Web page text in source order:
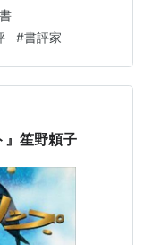
を許すことがで
めらわれるよう
ます。 本日ひも
『光のとこにい
庫) 作者:一穂 ミ
#書評家
』笙野頼子